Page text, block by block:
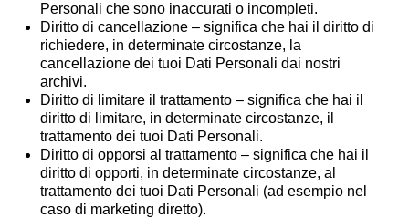
Personali che sono inaccurati o incompleti.
Diritto di cancellazione – significa che hai il diritto di
richiedere, in determinate circostanze, la
cancellazione dei tuoi Dati Personali dai nostri
archivi.
Diritto di limitare il trattamento – significa che hai il
diritto di limitare, in determinate circostanze, il
trattamento dei tuoi Dati Personali.
Diritto di opporsi al trattamento – significa che hai il
diritto di opporti, in determinate circostanze, al
trattamento dei tuoi Dati Personali (ad esempio nel
caso di marketing diretto).